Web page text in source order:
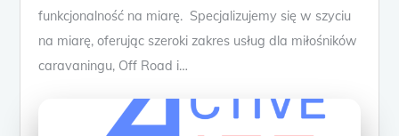
funkcjonalność na miarę. Specjalizujemy się w szyciu
na miarę, oferując szeroki zakres usług dla miłośników
caravaningu, Off Road i…